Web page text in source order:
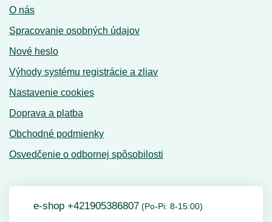
O nás
Spracovanie osobných údajov
Nové heslo
Výhody systému registrácie a zliav
Nastavenie cookies
Doprava a platba
Obchodné podmienky
Osvedčenie o odbornej spôsobilosti
e-shop +421905386807 (Po-Pi: 8-15:00)